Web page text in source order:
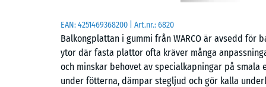
EAN:4251469368200 | Art.nr.:6820
Balkongplattan i gummi från WARCO är avsedd för
ytor där fasta plattor ofta kräver många
och minskar behovet av specialkapningar på
under fötterna, dämpar stegljud och gör kalla